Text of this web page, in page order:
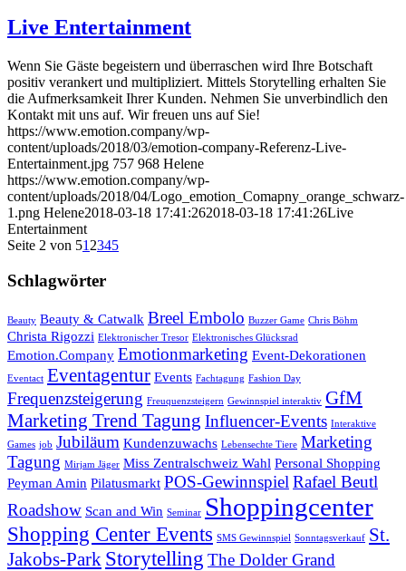
Live Entertainment
Wenn Sie Gäste begeistern und überraschen wird Ihre Botschaft
positiv verankert und multipliziert. Mittels Storytelling erhalten Sie
die Aufmerksamkeit Ihrer Kunden. Nehmen Sie unverbindlich den
Kontakt mit uns auf. Wir freuen uns auf Sie!
https://www.emotion.company/wp-
content/uploads/2018/03/emotion-company-Referenz-Live-
Entertainment.jpg 757 968 Helene
https://www.emotion.company/wp-
content/uploads/2018/04/Logo_emotion_Comapny_orange_schwarz-
1.png Helene2018-03-18 17:41:262018-03-18 17:41:26Live
Entertainment
Seite 2 von 51 2345
Schlagwörter
Beauty Beauty & Catwalk Breel Embolo Buzzer Game Chris Böhm
Christa Rigozzi Elektronischer Tresor Elektronisches Glücksrad
Emotion.Company Emotionmarketing Event-Dekorationen
Eventact Eventagentur Events Fachtagung Fashion Day
Frequenzsteigerung Freuquenzsteigern Gewinnspiel interaktiv GfM
Marketing Trend Tagung Influencer-Events Interaktive
Games job Jubiläum Kundenzuwachs Lebensechte Tiere Marketing
Tagung Mirjam Jäger Miss Zentralschweiz Wahl Personal Shopping
Peyman Amin Pilatusmarkt POS-Gewinnspiel Rafael Beutl
Roadshow Scan and Win Seminar Shoppingcenter
Shopping Center Events SMS Gewinnspiel Sonntagsverkauf St.
Jakobs-Park Storytelling The Dolder Grand